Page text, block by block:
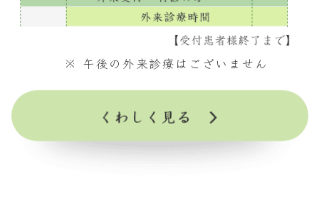
※ 午後の外来診療はございません